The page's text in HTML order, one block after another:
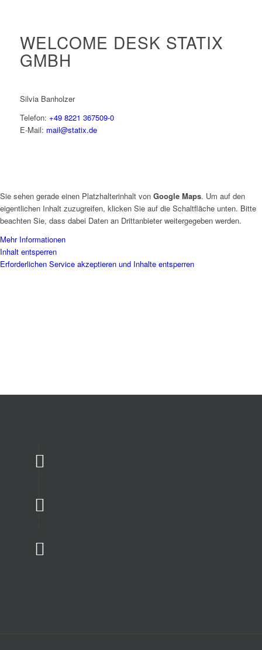
WELCOME DESK STATIX
GMBH
Silvia Banholzer
Telefon: +49 8221 367509-0
E-Mail: mail@statix.de
Sie sehen gerade einen Platzhalterinhalt von Google Maps. Um auf den
eigentlichen Inhalt zuzugreifen, klicken Sie auf die Schaltfläche unten. Bitte
beachten Sie, dass dabei Daten an Drittanbieter weitergegeben werden.
Mehr Informationen
Inhalt entsperren
Erforderlichen Service akzeptieren und Inhalte entsperren